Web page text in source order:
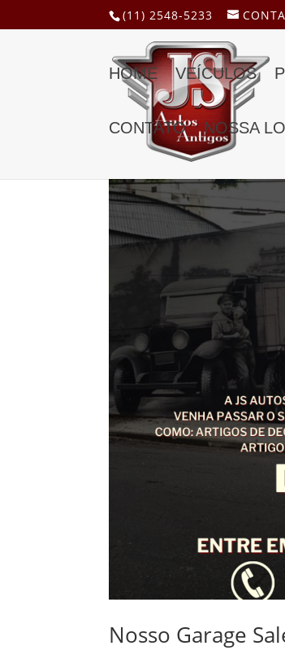
(11) 2548-5233
HOME VEÍCULOS
CONTATO NOSSA
Nosso Garage